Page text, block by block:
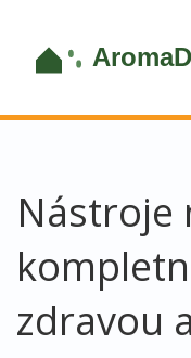
Nástroje
zdravou